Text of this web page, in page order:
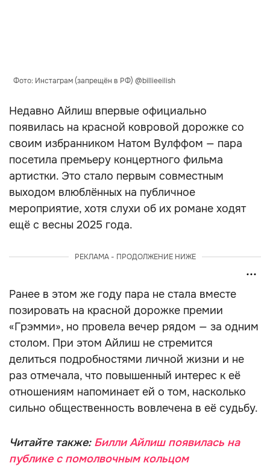
Фото: Инстаграм (запрещён в РФ) @billieeilish
Недавно Айлиш впервые официально
появилась на красной ковровой дорожке со
своим избранником Натом Вулффом — пара
посетила премьеру концертного фильма
артистки. Это стало первым совместным
выходом влюблённых на публичное
мероприятие, хотя слухи об их романе ходят
ещё с весны 2025 года.
РЕКЛАМА - ПРОДОЛЖЕНИЕ НИЖЕ
Ранее в этом же году пара не стала вместе
позировать на красной дорожке премии
«Грэмми», но провела вечер рядом — за одним
столом. При этом Айлиш не стремится
делиться подробностями личной жизни и не
раз отмечала, что повышенный интерес к её
отношениям напоминает ей о том, насколько
сильно общественность вовлечена в её судьбу.
Читайте также: Билли Айлиш появилась на
публике с помолвочным кольцом